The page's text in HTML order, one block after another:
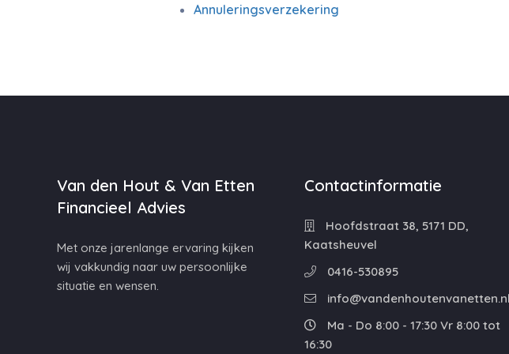
Annuleringsverzekering
Van den Hout & Van Etten
Financieel Advies
Met onze jarenlange ervaring kijken
wij vakkundig naar uw persoonlijke
situatie en wensen.
Contactinformatie
Hoofdstraat 38, 5171 DD,
Kaatsheuvel
0416-530895
info@vandenhoutenvanetten.nl
Ma - Do 8:00 - 17:30 Vr 8:00 tot
16:30